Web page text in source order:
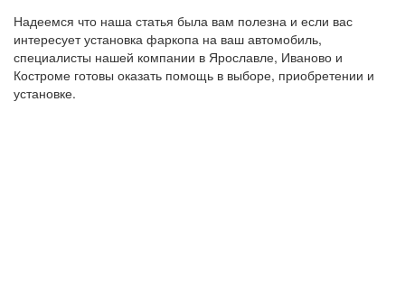
Надеемся что наша статья была вам полезна и если вас
интересует установка фаркопа на ваш автомобиль,
специалисты нашей компании в Ярославле, Иваново и
Костроме готовы оказать помощь в выборе, приобретении и
установке.